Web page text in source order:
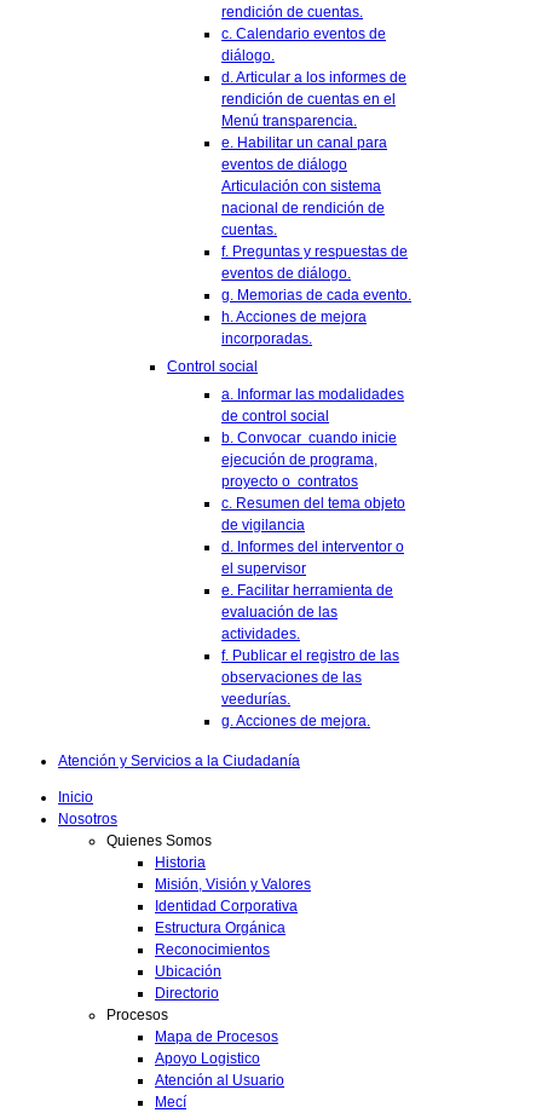
rendición de cuentas.
c. Calendario eventos de
diálogo.
d. Articular a los informes de
rendición de cuentas en el
Menú transparencia.
e. Habilitar un canal para
eventos de diálogo
Articulación con sistema
nacional de rendición de
cuentas.
f. Preguntas y respuestas de
eventos de diálogo.
g. Memorias de cada evento.
h. Acciones de mejora
incorporadas.
Control social
a. Informar las modalidades
de control social
b. Convocar cuando inicie
ejecución de programa,
proyecto o contratos
c. Resumen del tema objeto
de vigilancia
d. Informes del interventor o
el supervisor
e. Facilitar herramienta de
evaluación de las
actividades.
f. Publicar el registro de las
observaciones de las
veedurías.
g. Acciones de mejora.
Atención y Servicios a la Ciudadanía
Inicio
Nosotros
Quienes Somos
Historia
Misión, Visión y Valores
Identidad Corporativa
Estructura Orgánica
Reconocimientos
Ubicación
Directorio
Procesos
Mapa de Procesos
Apoyo Logistico
Atención al Usuario
Mecí